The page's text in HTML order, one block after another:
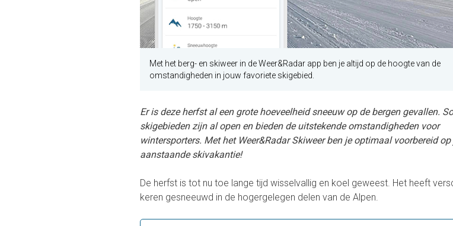
Met het berg- en skiweer in de Weer&Radar app ben je altijd op de hoogte van de
omstandigheden in jouw favoriete skigebied.
Er is deze herfst al een grote hoeveelheid sneeuw op de bergen gevallen.
skigebieden zijn al open en bieden de uitstekende omstandigheden voor
wintersporters. Met het Weer&Radar Skiweer ben je optimaal voorbereid op
aanstaande skivakantie!
De herfst is tot nu toe lange tijd wisselvallig en koel geweest. Het heeft
keren gesneeuwd in de hogergelegen delen van de Alpen.